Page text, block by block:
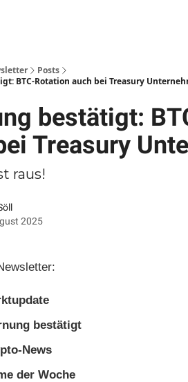
Posts
BTC-Rotation auch bei Treasury
bestätigt:
Treasury
raus!
2025
bestätigt
News
der Woche